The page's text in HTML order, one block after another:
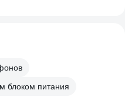
блоком питания